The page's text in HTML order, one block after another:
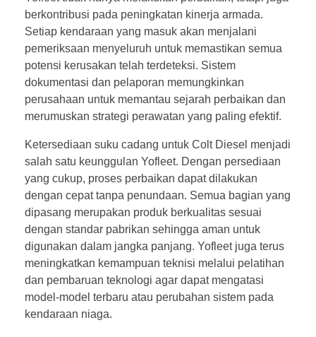
berkontribusi pada peningkatan kinerja armada.
Setiap kendaraan yang masuk akan menjalani
pemeriksaan menyeluruh untuk memastikan semua
potensi kerusakan telah terdeteksi. Sistem
dokumentasi dan pelaporan memungkinkan
perusahaan untuk memantau sejarah perbaikan dan
merumuskan strategi perawatan yang paling efektif.
Ketersediaan suku cadang untuk Colt Diesel menjadi
salah satu keunggulan Yofleet. Dengan persediaan
yang cukup, proses perbaikan dapat dilakukan
dengan cepat tanpa penundaan. Semua bagian yang
dipasang merupakan produk berkualitas sesuai
dengan standar pabrikan sehingga aman untuk
digunakan dalam jangka panjang. Yofleet juga terus
meningkatkan kemampuan teknisi melalui pelatihan
dan pembaruan teknologi agar dapat mengatasi
model-model terbaru atau perubahan sistem pada
kendaraan niaga.